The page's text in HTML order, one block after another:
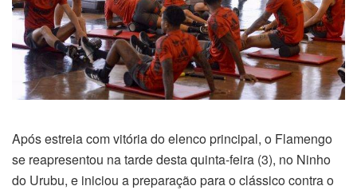
Após estreia com vitória do elenco principal, o Flamengo
se reapresentou na tarde desta quinta-feira (3), no Ninho
do Urubu, e iniciou a preparação para o clássico contra o